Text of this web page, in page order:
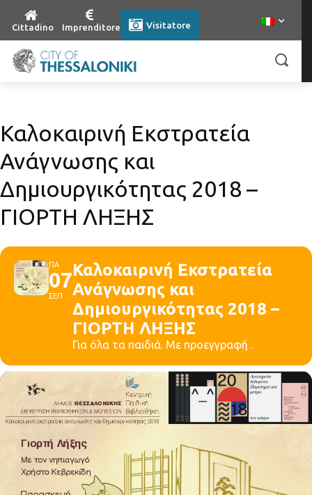
Cittadino Imprenditore Visitatore
Καλοκαιρινή Εκστρατεία
Ανάγνωσης και
Δημιουργικότητας 2018 –
ΓΙΟΡΤΗ ΛΗΞΗΣ
ΠΑ
07
ΣΕΠ
Καλοκαιρινή Εκστρατεία
Ανάγνωσης και
Δημιουργικότητας 2018 –
ΓΙΟΡΤΗ ΛΗΞΗΣ
Για όλα τα παιδιά. Με προεγγραφή .